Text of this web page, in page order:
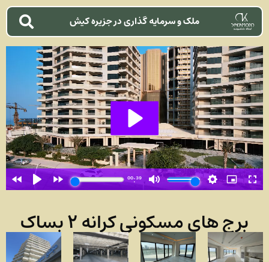
ملک و سرمایه گذاری در جزیره کیش
برج های مسکونی کرانه ۲ بساک